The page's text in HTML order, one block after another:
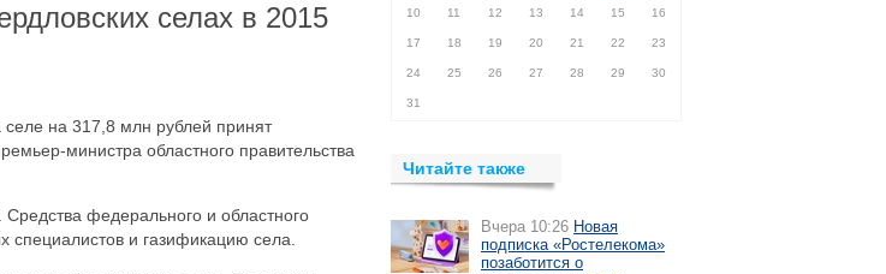
селах в 2015
на 317,8 млн рублей принят
министра областного правительства
федерального и областного
и газификацию села.
10 11 12 13 14 15 16
17 18 19 20 21 22 23
24 25 26 27 28 29 30
31
Читайте также
Вчера 10:26 Новая
подписка «Ростелекома»
позаботится о